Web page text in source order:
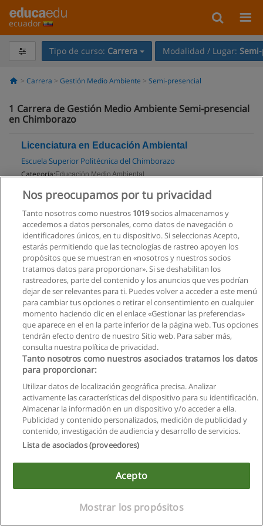
ecuador
Tipo de curso: Carrera Modalidad / Lugar:
Carrera Gestión Medio Ambiente Semi-presencial
1 Carrera de Gestión Medio Ambiente Semi-presencial
en Chimborazo
Licenciatura en Educación Ambiental
Escuela Superior Politécnica del Chimborazo
Categoría:Educación Medio Ambiental
Modalidad:
Impartido en:
Riobamba
Solicita información
Privacidad de datos
Contactar con Educaedu
Copyright © Educaedu Business S.L. - CIF : B-95610580: -
Nos preocupamos por tu privacidad
Tanto nosotros como nuestros 1019socios almacenamos y
accedemos a datos personales, como datos de navegación o
identificadores únicos, en tu dispositivo. Si seleccionas Acepto,
estarás permitiendo que las tecnologías de rastreo apoyen los
propósitos que se muestran en «nosotros y nuestros socios
tratamos datos para proporcionar». Si se deshabilitan los
rastreadores, parte del contenido y los anuncios que ves podrían
dejar de ser relevantes para ti. Puedes volver a acceder a este menú
para cambiar tus opciones o retirar el consentimiento en cualquier
momento haciendo clic en el enlace «Gestionar las preferencias»
que aparece en el en la parte inferior de la página web. Tus opciones
tendrán efecto dentro de nuestro Sitio web. Para saber más,
consulta nuestra política de privacidad.
Tanto nosotros como nuestros asociados tratamos los datos
para proporcionar:
Utilizar datos de localización geográfica precisa. Analizar
activamente las características del dispositivo para su identificación.
Almacenar la información en un dispositivo y/o acceder a ella.
Publicidad y contenido personalizados, medición de publicidad y
contenido, investigación de audiencia y desarrollo de servicios.
Lista de asociados (proveedores)
Acepto
Mostrar los propósitos